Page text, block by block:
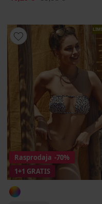
Rasprodaja -70%
1+1 GRATIS